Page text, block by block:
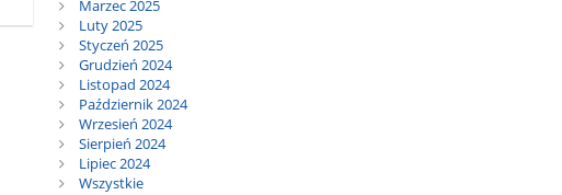
Marzec 2025
Luty 2025
Styczeń 2025
Grudzień 2024
Listopad 2024
Październik 2024
Wrzesień 2024
Sierpień 2024
Lipiec 2024
Wszystkie